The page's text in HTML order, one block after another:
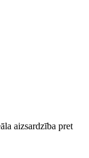
aizsardzība pret